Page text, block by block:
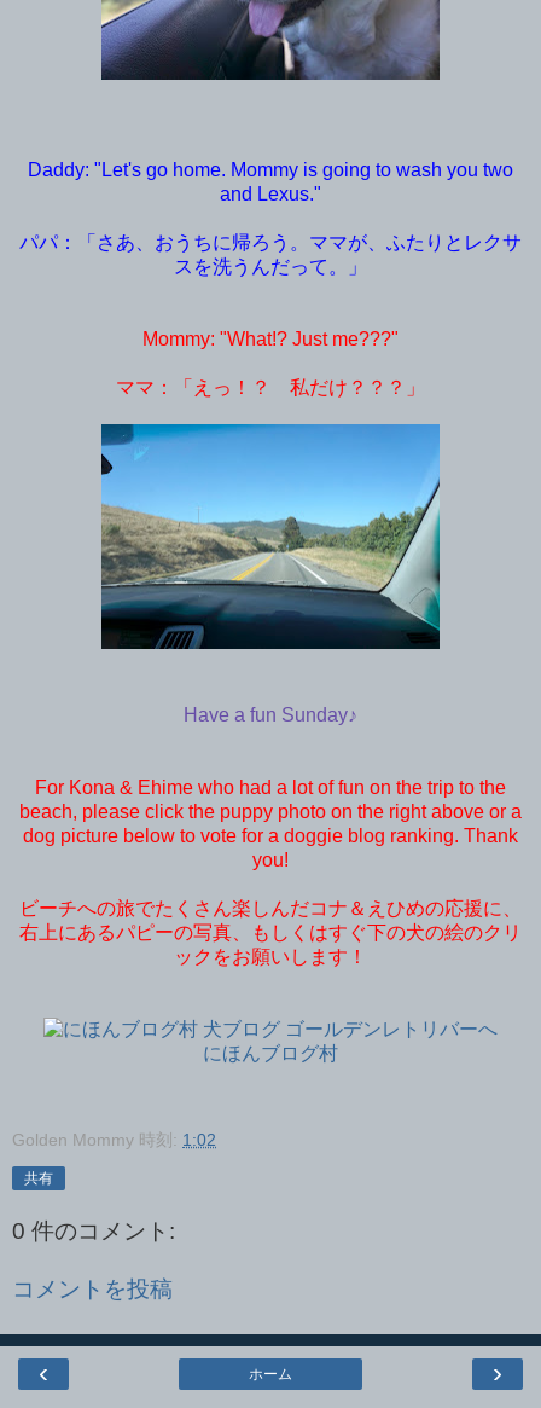
Daddy: "Let's go home. Mommy is going to wash you two
and Lexus."
パパ：「さあ、おうちに帰ろう。ママが、ふたりとレクサ
スを洗うんだって。」
Mommy: "What!? Just me???"
ママ：「えっ！？ 私だけ？？？」
Have a fun Sunday♪
For Kona & Ehime who had a lot of fun on the trip to the
beach, please click the puppy photo on the right above or a
dog picture below to vote for a doggie blog ranking. Thank
you!
ビーチへの旅でたくさん楽しんだコナ＆えひめの応援に、
右上にあるパピーの写真、もしくはすぐ下の犬の絵のクリ
ックをお願いします！
にほんブログ村
Golden Mommy 時刻: 1:02
共有
0 件のコメント:
コメントを投稿
‹ ›
ホーム